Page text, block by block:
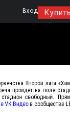
Вход
Второй лиги
пройдет на поле
свободный.
VK Видео в сообществе